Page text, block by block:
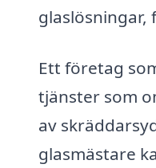
glaslösningar,
Ett företag
tjänster som
av
glasmästare